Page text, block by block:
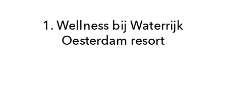
1. Wellness bij Waterrijk
Oesterdam resort